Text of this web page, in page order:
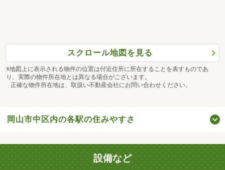
スクロール地図を見る
※地図上に表示される物件の位置は付近住所に所在することを表すものであ
り、実際の物件所在地とは異なる場合がございます。
正確な物件所在地は、取扱い不動産会社にお問い合わせください。
岡山市中区内の各駅の住みやすさ
設備など